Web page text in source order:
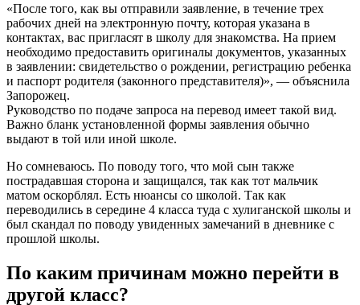
«После того, как вы отправили заявление, в течение трех
рабочих дней на электронную почту, которая указана в
контактах, вас пригласят в школу для знакомства. На прием
необходимо предоставить оригиналы документов, указанных
в заявлении: свидетельство о рождении, регистрацию ребенка
и паспорт родителя (законного представителя)», — объяснила
Запорожец.
Руководство по подаче запроса на перевод имеет такой вид.
Важно бланк установленной формы заявления обычно
выдают в той или иной школе.
Но сомневаюсь. По поводу того, что мой сын также
пострадавшая сторона и защищался, так как тот мальчик
матом оскорблял. Есть нюансы со школой. Так как
переводились в середине 4 класса туда с хулиганской школы и
был скандал по поводу увиденных замечаний в дневнике с
прошлой школы.
По каким причинам можно перейти в
другой класс?